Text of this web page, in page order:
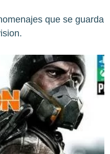
que se guarda